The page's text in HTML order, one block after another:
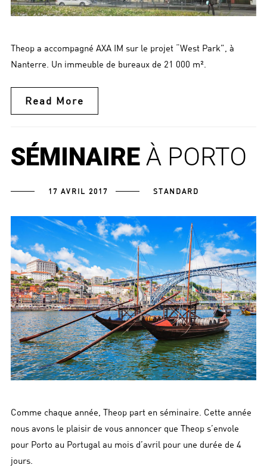
Theop a accompagné AXA IM sur le projet “West Park”, à
Nanterre. Un immeuble de bureaux de 21 000 m².
Read More
SÉMINAIREÀ PORTO
17 AVRIL 2017 STANDARD
Comme chaque année, Theop part en séminaire. Cette année
nous avons le plaisir de vous annoncer que Theop s’envole
pour Porto au Portugal au mois d’avril pour une durée de 4
jours.